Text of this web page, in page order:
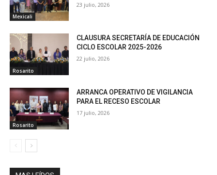
Mexicali
23 julio, 2026
Rosarito
CLAUSURA SECRETARÍA DE EDUCACIÓN
CICLO ESCOLAR 2025-2026
22 julio, 2026
Rosarito
ARRANCA OPERATIVO DE VIGILANCIA
PARA EL RECESO ESCOLAR
17 julio, 2026